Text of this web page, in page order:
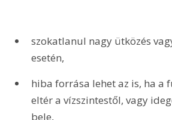
szokatlanul nagy ütközés
esetén,
hiba forrása lehet az is, ha a
eltér a vízszintestől, vagy
bele,